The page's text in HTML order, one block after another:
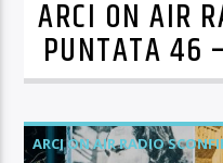
ARCI ON AIR
PUNTATA 46
80 ANNI
ARCI ON AIR RADIO